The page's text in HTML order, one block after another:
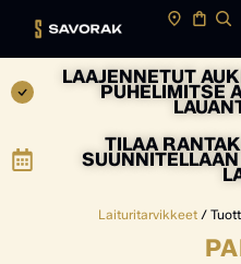
LAAJENNETUT
PUHELIMITSE
TILAA
Laituritarvikkeet /